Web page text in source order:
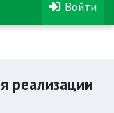
Войти
реализации